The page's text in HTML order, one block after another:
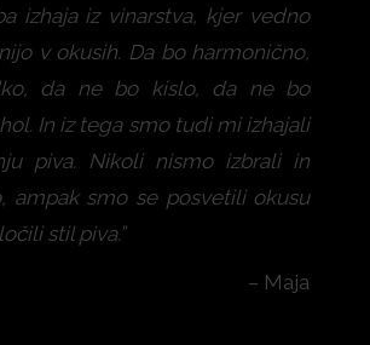
izhaja iz vinarstva, kjer vedno
v okusih. Da bo harmonično,
da ne bo kislo, da ne bo
In iz tega smo tudi mi izhajali
piva. Nikoli nismo izbrali in
ampak smo se posvetili okusu
stil piva.”
– Maja